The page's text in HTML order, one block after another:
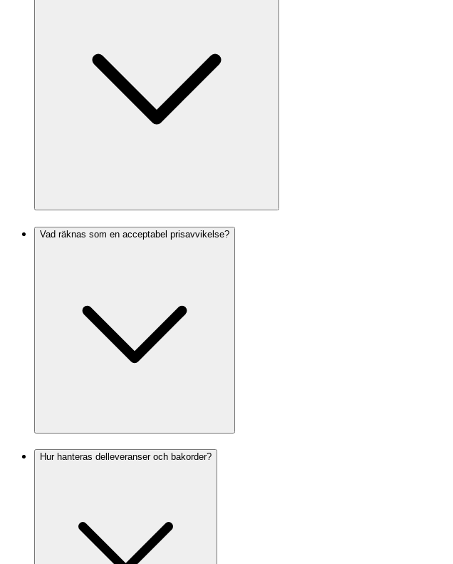
Vad räknas som en acceptabel prisavvikelse?
Hur hanteras delleveranser och bakorder?